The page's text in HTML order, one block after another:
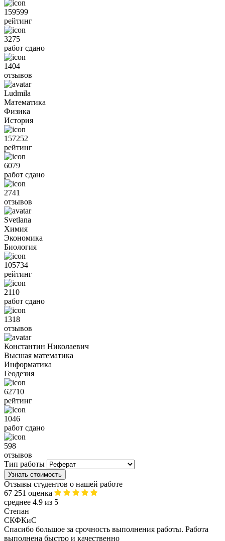
159599
рейтинг
3275
работ сдано
1404
отзывов
Ludmila
Математика
Физика
История
157252
рейтинг
6079
работ сдано
2741
отзывов
Svetlana
Химия
Экономика
Биология
105734
рейтинг
2110
работ сдано
1318
отзывов
Константин Николаевич
Высшая математика
Информатика
Геодезия
62710
рейтинг
1046
работ сдано
598
отзывов
Тип работы
Узнать стоимость
Отзывы студентов о нашей работе
67 251 оценка
среднее 4.9 из 5
Степан
СКФКиС
Спасибо большое за срочность выполнения работы. Работа
выполнена быстро и качественно